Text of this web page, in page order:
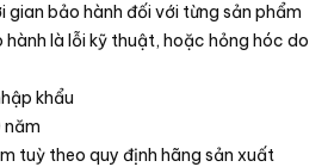
gian bảo hành đối với từng sản phẩm
là lỗi kỹ thuật, hoặc hỏng hóc do
khẩu
năm
tuỳ theo quy định hãng sản xuất